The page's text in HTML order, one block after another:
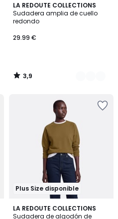
LA REDOUTE COLLECTIONS
Sudadera amplia de cuello
redondo
29.99 €
3,9
/ 5
2
Colores
3,9
/
Plus Size disponible
LA REDOUTE COLLECTIONS
Sudadera de algodón de
3,9
/ 5
2